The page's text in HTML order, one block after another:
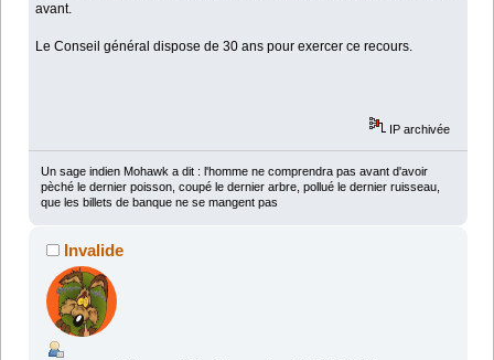
avant.
Le Conseil général dispose de 30 ans pour exercer ce recours.
IP archivée
Un sage indien Mohawk a dit : l'homme ne comprendra pas avant d'avoir
pèché le dernier poisson, coupé le dernier arbre, pollué le dernier ruisseau,
que les billets de banque ne se mangent pas
Invalide